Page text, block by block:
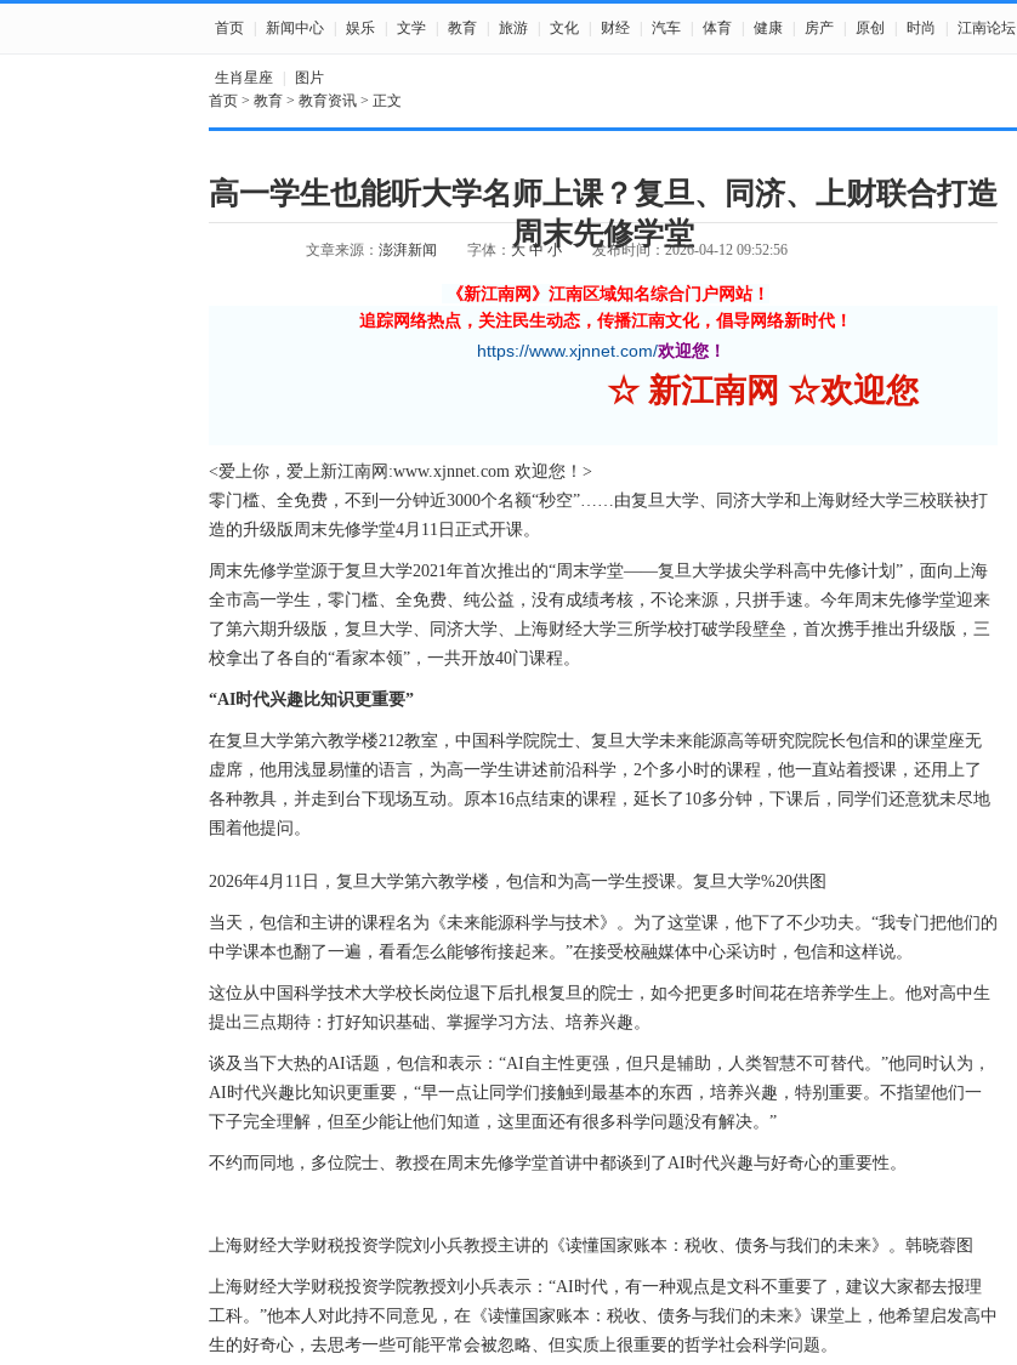
首页 新闻中心 娱乐 文学 教育 旅游 文化 财经 汽车 体育 健康 房产 原创 时尚 江南论坛
生肖星座 图片
首页 > 教育 > 教育资讯 > 正文
高一学生也能听大学名师上课？复旦、同济、上财联合打造
周末先修学堂
文章来源： 澎湃新闻 字体： 大 中 小 发布时间：2026-04-12 09:52:56
《新江南网》江南区域知名综合门户网站！
追踪网络热点，关注民生动态，传播江南文化，倡导网络新时代！
https://www.xjnnet.com/欢迎您！
☆ 新江南网 ☆欢迎您
<爱上你，爱上新江南网:www.xjnnet.com 欢迎您！>
零门槛、全免费，不到一分钟近3000个名额“秒空”……由复旦大学、同济大学和上海财经大学三校联袂打
造的升级版周末先修学堂4月11日正式开课。
周末先修学堂源于复旦大学2021年首次推出的“周末学堂——复旦大学拔尖学科高中先修计划”，面向上海
全市高一学生，零门槛、全免费、纯公益，没有成绩考核，不论来源，只拼手速。今年周末先修学堂迎来
了第六期升级版，复旦大学、同济大学、上海财经大学三所学校打破学段壁垒，首次携手推出升级版，三
校拿出了各自的“看家本领”，一共开放40门课程。
“AI时代兴趣比知识更重要”
在复旦大学第六教学楼212教室，中国科学院院士、复旦大学未来能源高等研究院院长包信和的课堂座无
虚席，他用浅显易懂的语言，为高一学生讲述前沿科学，2个多小时的课程，他一直站着授课，还用上了
各种教具，并走到台下现场互动。原本16点结束的课程，延长了10多分钟，下课后，同学们还意犹未尽地
围着他提问。
2026年4月11日，复旦大学第六教学楼，包信和为高一学生授课。复旦大学%20供图
当天，包信和主讲的课程名为《未来能源科学与技术》。为了这堂课，他下了不少功夫。“我专门把他们的
中学课本也翻了一遍，看看怎么能够衔接起来。”在接受校融媒体中心采访时，包信和这样说。
这位从中国科学技术大学校长岗位退下后扎根复旦的院士，如今把更多时间花在培养学生上。他对高中生
提出三点期待：打好知识基础、掌握学习方法、培养兴趣。
谈及当下大热的AI话题，包信和表示：“AI自主性更强，但只是辅助，人类智慧不可替代。”他同时认为，
AI时代兴趣比知识更重要，“早一点让同学们接触到最基本的东西，培养兴趣，特别重要。不指望他们一
下子完全理解，但至少能让他们知道，这里面还有很多科学问题没有解决。”
不约而同地，多位院士、教授在周末先修学堂首讲中都谈到了AI时代兴趣与好奇心的重要性。
上海财经大学财税投资学院刘小兵教授主讲的《读懂国家账本：税收、债务与我们的未来》。韩晓蓉图
上海财经大学财税投资学院教授刘小兵表示：“AI时代，有一种观点是文科不重要了，建议大家都去报理
工科。”他本人对此持不同意见，在《读懂国家账本：税收、债务与我们的未来》课堂上，他希望启发高中
生的好奇心，去思考一些可能平常会被忽略、但实质上很重要的哲学社会科学问题。